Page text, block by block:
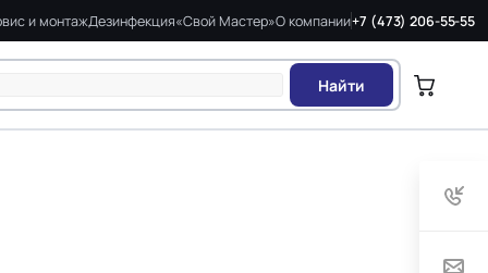
и монтажДезинфекция«Свой Мастер»О компании+7 (473) 206-55-55
Найти